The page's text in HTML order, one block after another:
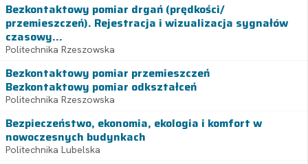
Bezkontaktowy pomiar drgań (prędkości/
przemieszczeń). Rejestracja i wizualizacja sygnałów
czasowy...
Politechnika Rzeszowska
Bezkontaktowy pomiar przemieszczeń
Bezkontaktowy pomiar odkształceń
Politechnika Rzeszowska
Bezpieczeństwo, ekonomia, ekologia i komfort w
nowoczesnych budynkach
Politechnika Lubelska